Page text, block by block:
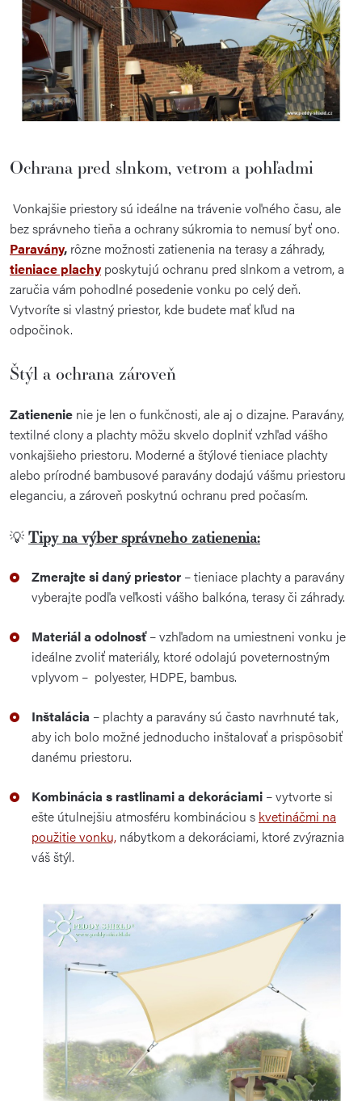
Ochrana pred slnkom, vetrom a pohľadmi
Vonkajšie priestory sú ideálne na trávenie voľného času, ale
bez správneho tieňa a ochrany súkromia to nemusí byť ono.
Paravány, rôzne možnosti zatienenia na terasy a záhrady,
tieniace plachy poskytujú ochranu pred slnkom a vetrom, a
zaručia vám pohodlné posedenie vonku po celý deň.
Vytvoríte si vlastný priestor, kde budete mať kľud na
odpočinok.
Štýl a ochrana zároveň
Zatienenie nie je len o funkčnosti, ale aj o dizajne. Paravány,
textilné clony a plachty môžu skvelo doplniť vzhľad vášho
vonkajšieho priestoru. Moderné a štýlové tieniace plachty
alebo prírodné bambusové paravány dodajú vášmu priestoru
eleganciu, a zároveň poskytnú ochranu pred počasím.
💡 Tipy na výber správneho zatienenia:
Zmerajte si daný priestor – tieniace plachty a paravány
vyberajte podľa veľkosti vášho balkóna, terasy či záhrady.
Materiál a odolnosť– vzhľadom na umiestneni vonku je
ideálne zvoliť materiály, ktoré odolajú poveternostným
vplyvom – polyester, HDPE, bambus.
Inštalácia – plachty a paravány sú často navrhnuté tak,
aby ich bolo možné jednoducho inštalovať a prispôsobiť
danému priestoru.
Kombinácia s rastlinami a dekoráciami – vytvorte si
ešte útulnejšiu atmosféru kombináciou s kvetináčmi na
použitie vonku, nábytkom a dekoráciami, ktoré zvýraznia
váš štýl.